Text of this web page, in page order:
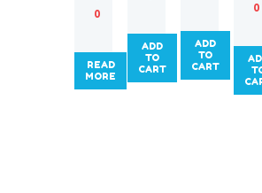
ي
0
READ
MORE
ي
ا
ل
ADD
TO
CART
ADD
TO
CART
م
و
د
0